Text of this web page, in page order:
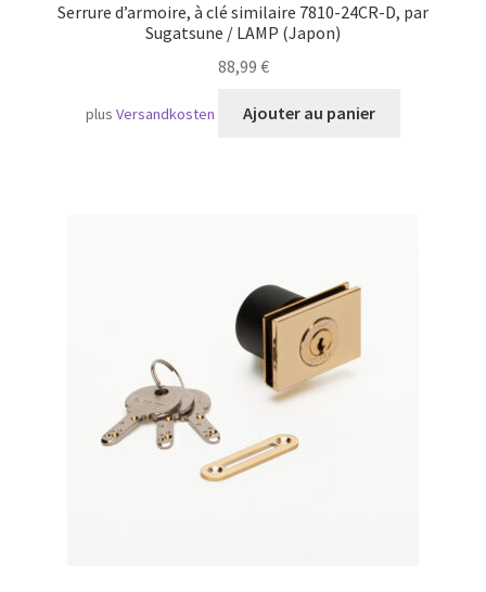
Serrure d’armoire, à clé similaire 7810-24CR-D, par
Sugatsune / LAMP (Japon)
88,99 €
plusVersandkosten Ajouter au panier